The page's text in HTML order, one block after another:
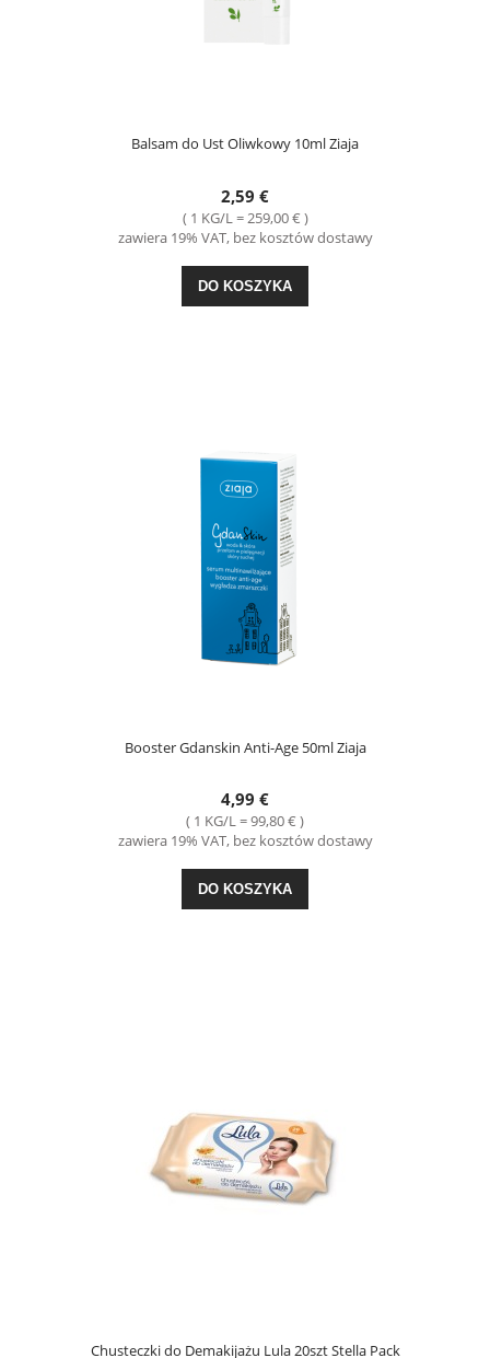
Balsam do Ust Oliwkowy 10ml Ziaja
2,59 €
( 1 KG/L = 259,00 € )
zawiera 19% VAT, bez kosztów dostawy
DO KOSZYKA
Booster Gdanskin Anti-Age 50ml Ziaja
4,99 €
( 1 KG/L = 99,80 € )
zawiera 19% VAT, bez kosztów dostawy
DO KOSZYKA
Chusteczki do Demakijażu Lula 20szt Stella Pack